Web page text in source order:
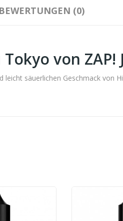
BEWERTUNGEN (0)
von ZAP!
säuerlichen Geschmack von